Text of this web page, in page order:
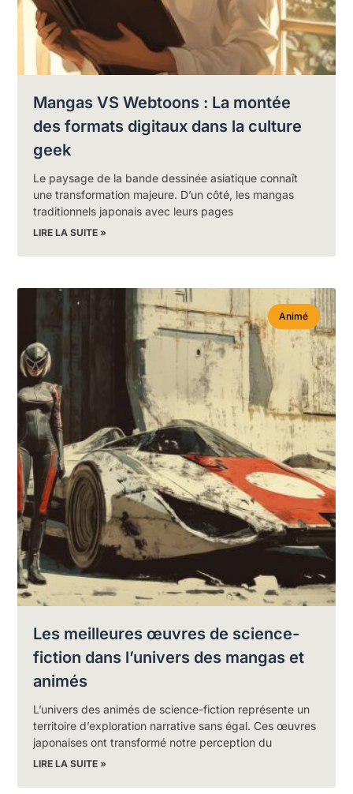
Mangas VS Webtoons : La montée
des formats digitaux dans la culture
geek
Le paysage de la bande dessinée asiatique connaît
une transformation majeure. D’un côté, les mangas
traditionnels japonais avec leurs pages
LIRE LA SUITE »
Animé
Les meilleures œuvres de science-
fiction dans l’univers des mangas et
animés
L’univers des animés de science-fiction représente un
territoire d’exploration narrative sans égal. Ces œuvres
japonaises ont transformé notre perception du
LIRE LA SUITE »